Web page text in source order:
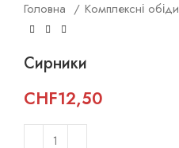
Головна Комплексні обіди
Сирники
CHF12,50